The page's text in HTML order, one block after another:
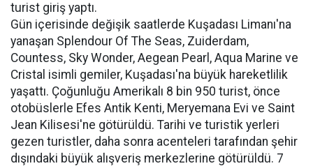
turist giriş yaptı.
Gün içerisinde değişik saatlerde Kuşadası Limanı'na
yanaşan Splendour Of The Seas, Zuiderdam,
Countess, Sky Wonder, Aegean Pearl, Aqua Marine ve
Cristal isimli gemiler, Kuşadası'na büyük hareketlilik
yaşattı. Çoğunluğu Amerikalı 8 bin 950 turist, önce
otobüslerle Efes Antik Kenti, Meryemana Evi ve Saint
Jean Kilisesi'ne götürüldü. Tarihi ve turistik yerleri
gezen turistler, daha sonra acenteleri tarafından şehir
dışındaki büyük alışveriş merkezlerine götürüldü. 7